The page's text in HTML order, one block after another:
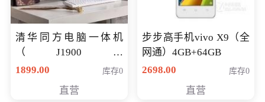
清华同方电脑一体机
（J1900四
核/4G/120G0.8CM厚度
1899.00 库存0
直营
步步高手机vivo X9（全
网通）4GB+64GB
2698.00
库存0
直营